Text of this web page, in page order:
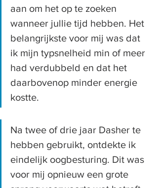
aan om het op te zoeken
wanneer jullie tijd hebben. Het
belangrijkste voor mij was dat
ik mijn typsnelheid min of meer
had verdubbeld en dat het
daarbovenop minder energie
kostte.
Na twee of drie jaar Dasher te
hebben gebruikt, ontdekte ik
eindelijk oogbesturing. Dit was
voor mij opnieuw een grote